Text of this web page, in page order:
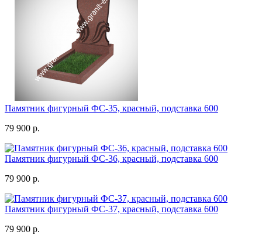
Памятник фигурный ФС-35, красный, подставка 600
79 900 р.
Памятник фигурный ФС-36, красный, подставка 600
79 900 р.
Памятник фигурный ФС-37, красный, подставка 600
79 900 р.